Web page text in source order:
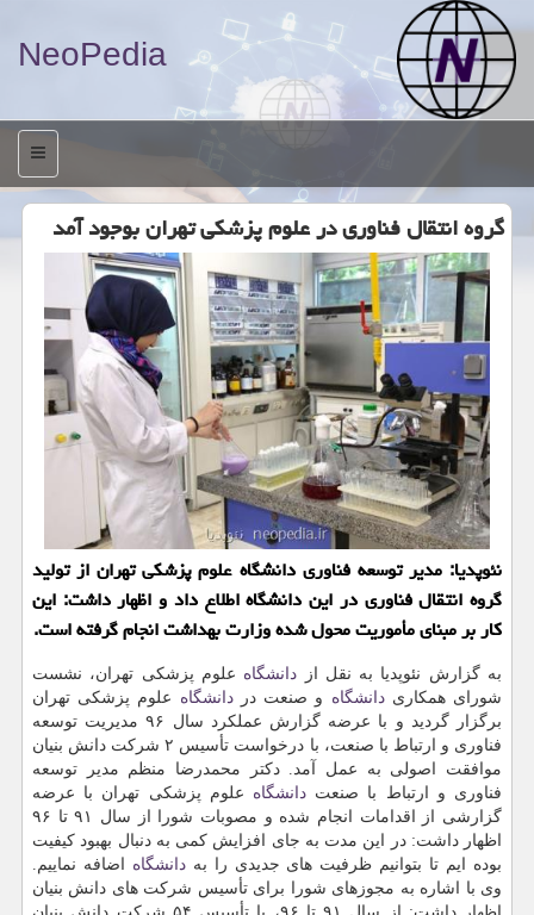
NeoPedia
منو
گروه انتقال فناوری در علوم پزشكی تهران بوجود آمد
نئوپدیا: مدیر توسعه فناوری دانشگاه علوم پزشكی تهران از تولید
گروه انتقال فناوری در این دانشگاه اطلاع داد و اظهار داشت: این
كار بر مبنای مأموریت محول شده وزارت بهداشت انجام گرفته است.
به گزارش نئوپدیا به نقل از دانشگاه علوم پزشكی تهران، نشست
شورای همكاریدانشگاه و صنعت دردانشگاه علوم پزشكی تهران
برگزار گردید و با عرضه گزارش عملكرد سال ۹۶ مدیریت توسعه
فناوری و ارتباط با صنعت، با درخواست تأسیس ۲ شركت دانش بنیان
موافقت اصولی به عمل آمد. دكتر محمدرضا منظم مدیر توسعه
فناوری و ارتباط با صنعت دانشگاه علوم پزشكی تهران با عرضه
گزارشی از اقدامات انجام شده و مصوبات شورا از سال ۹۱ تا ۹۶
اظهار داشت: در این مدت به جای افزایش كمی به دنبال بهبود كیفیت
بوده ایم تا بتوانیم ظرفیت های جدیدی را بهدانشگاه اضافه نماییم.
وی با اشاره به مجوزهای شورا برای تأسیس شركت های دانش بنیان